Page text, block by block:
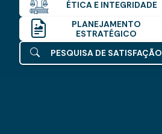
ÉTICA E INTEGRIDADE
PLANEJAMENTO
ESTRATÉGICO
PESQUISA DE SATISFAÇÃO